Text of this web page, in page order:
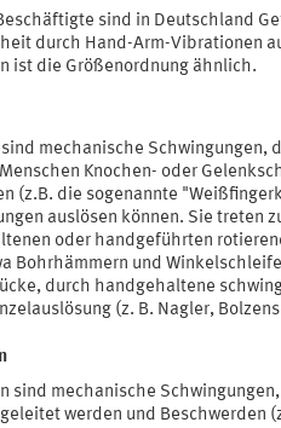
sind in Deutschland
durch Hand-Arm-Vibrationen
ist die Größenordnung ähnlich.
mechanische Schwingungen,
Knochen- oder
(z.B. die sogenannte
auslösen können. Sie treten
oder handgeführten
Bohrhämmern und
durch handgehaltene
(z. B. Nagler,
sind mechanische
werden und Beschwerden